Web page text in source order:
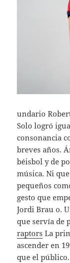
undario
Solo logró
consonancia
breves años.
béisbol y de
música. Ni
pequeños
gesto que
Jordi Brau o.
que servía de
raptors La
ascender en
que el público.